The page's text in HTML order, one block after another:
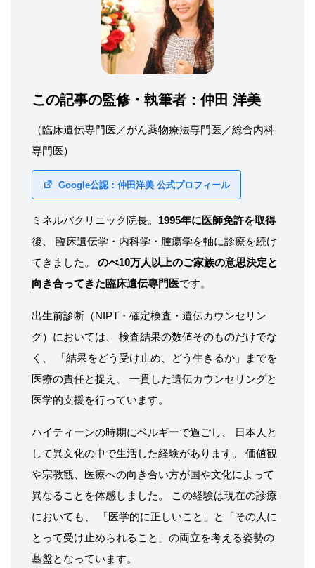
この記事の監修・執筆者：仲田 洋美
（臨床遺伝専門医／がん薬物療法専門医／総合内科
専門医）
Google公認：仲田洋美 公式プロフィール
ミネルバクリニック院長。 1995年に医師免許を取得
後、 臨床遺伝学・内科学・腫瘍学を軸に診療を続け
てきました。 のべ10万人以上のご家族の意思決定と
向き合ってきた臨床遺伝専門医です。
出生前診断（NIPT・確定検査・遺伝カウンセリン
グ）においては、 検査結果の数値そのものだけでな
く、 「結果をどう受け止め、どう生きるか」までを
医療の責任と捉え、 一貫した遺伝カウンセリングと
医学的支援を行っています。
ハイティーンの時期にベルギーで過ごし、 日本人と
して異文化の中で生活した経験があります。 価値観
や宗教観、医療への向き合い方が国や文化によって
異なることを体感しました。 この経験は現在の診療
においても、 「医学的に正しいこと」と「その人に
とって受け止められること」の両立を考える姿勢の
基盤となっています。